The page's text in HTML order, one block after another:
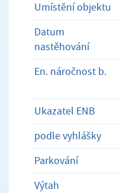
Umístění objektu
Datum
nastěhování
En. náročnost b.
Ukazatel ENB
podle vyhlášky
Parkování
Výtah